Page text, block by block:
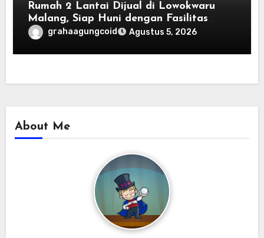
Rumah 2 Lantai Dijual di Lowokwaru
Malang, Siap Huni dengan Fasilitas
Premium | Graha Agung by Tomoland
grahaagungcoid Agustus 5, 2026
About Me